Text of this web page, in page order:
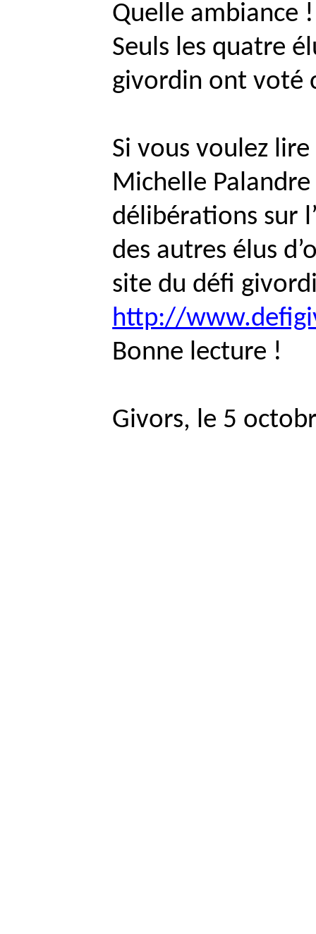
Quelle ambiance !
Seuls les quatre
givordin ont voté
Si vous voulez
Michelle Palandre
délibérations sur
des autres élus
site du défi
http://
Bonne lecture !
Givors, le 5